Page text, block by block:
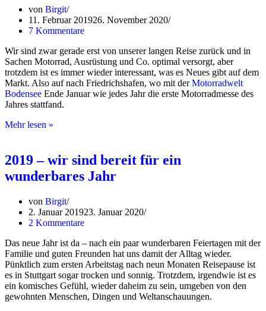
und
um
Skardu
von Birgit
11. Februar 201926. November 2020
7 Kommentare
Wir sind zwar gerade erst von unserer langen Reise zurück und in
Sachen Motorrad, Ausrüstung und Co. optimal versorgt, aber
trotzdem ist es immer wieder interessant, was es Neues gibt auf dem
Markt. Also auf nach Friedrichshafen, wo mit derMotorradwelt
Bodensee Ende Januar wie jedes Jahr die erste Motorradmesse des
Jahres stattfand.
Mehr lesen »
–
was
gibt’s
2019 – wir sind bereit für ein
wunderbares Jahr
von Birgit
2. Januar 201923. Januar 2020
2 Kommentare
Das neue Jahr ist da – nach ein paar wunderbaren Feiertagen mit der
Familie und guten Freunden hat uns damit der Alltag wieder.
Pünktlich zum ersten Arbeitstag nach neun Monaten Reisepause ist
es in Stuttgart sogar trocken und sonnig. Trotzdem, irgendwie ist es
ein komisches Gefühl, wieder daheim zu sein, umgeben von den
gewohnten Menschen, Dingen und Weltanschauungen.